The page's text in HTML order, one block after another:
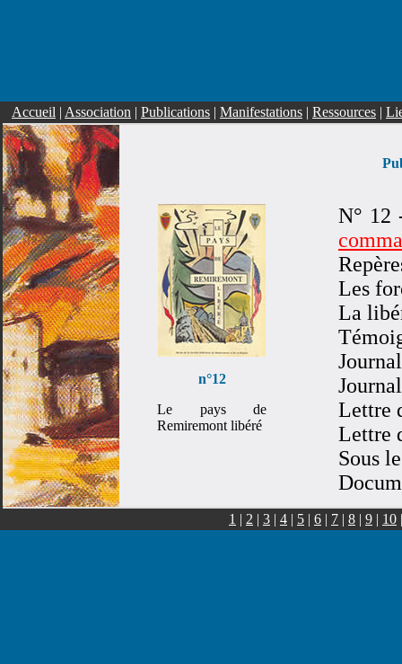
Accueil | Association | Publications | Manifestations | Ressources |
n°12
Le pays de
Remiremont libéré
N° 12
Les
La
Lettre
Lettre
Sous
1 | 2 | 3 | 4 | 5 | 6 | 7 | 8 | 9 | 10